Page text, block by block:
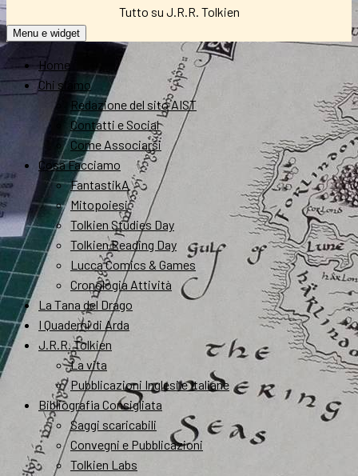
Tutto su J.R.R. Tolkien
Menu e widget
Home
Chi siamo
Redazione del sito AIST
Contatti e Social
Come Associarsi
Cosa Facciamo
FantastikA
Mitopoiesi
Tolkien Studies Day
Tolkien Reading Day
Lucca Comics & Games
Cronologia Attività
La Tana del Drago
I Quaderni di Arda
J.R.R. Tolkien
La vita
Pubblicazioni Inglesi e Italiane
Bibliografia Consigliata
Saggi scaricabili
Convegni e Pubblicazioni
Tolkien Labs